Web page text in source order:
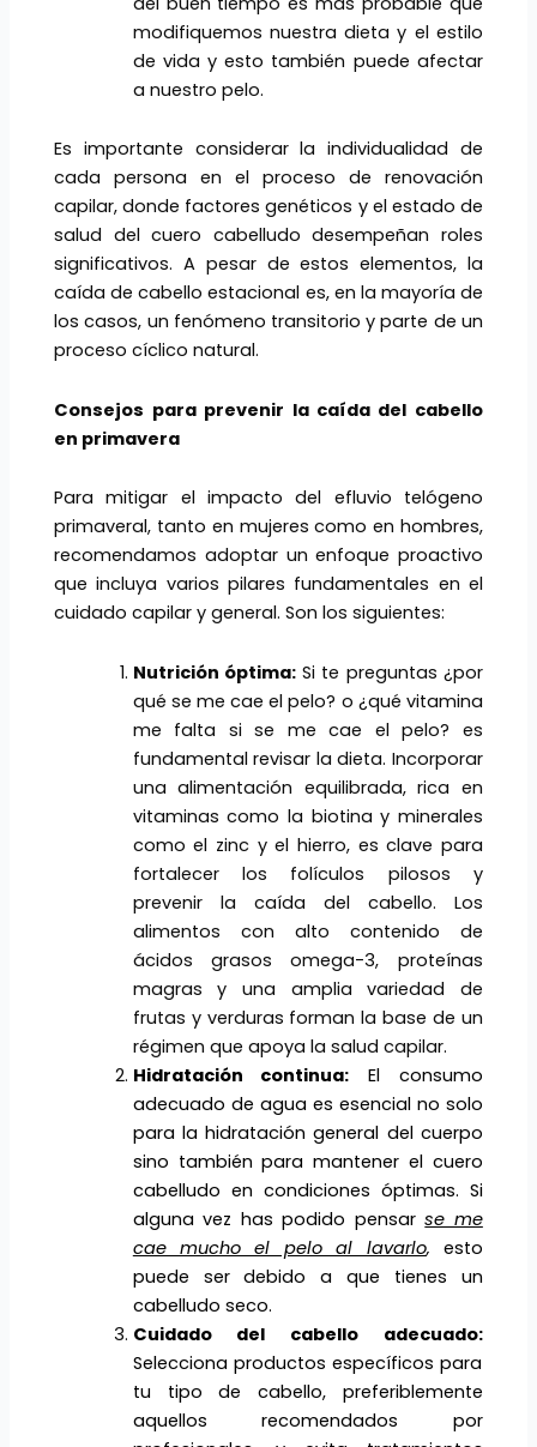
modifiquemos nuestra dieta y el estilo
de vida y esto también puede afectar
a nuestro pelo.
Es importante considerar la individualidad de
cada persona en el proceso de renovación
capilar, donde factores genéticos y el estado de
salud del cuero cabelludo desempeñan roles
significativos. A pesar de estos elementos, la
caída de cabello estacional es, en la mayoría de
los casos, un fenómeno transitorio y parte de un
proceso cíclico natural.
Consejos para prevenir la caída del cabello
en primavera
Para mitigar el impacto del efluvio telógeno
primaveral, tanto en mujeres como en hombres,
recomendamos adoptar un enfoque proactivo
que incluya varios pilares fundamentales en el
cuidado capilar y general. Son los siguientes:
Nutrición óptima: Si te preguntas ¿por
qué se me cae el pelo? o ¿qué vitamina
me falta si se me cae el pelo? es
fundamental revisar la dieta. Incorporar
una alimentación equilibrada, rica en
vitaminas como la biotina y minerales
como el zinc y el hierro, es clave para
fortalecer los folículos pilosos y
prevenir la caída del cabello. Los
alimentos con alto contenido de
ácidos grasos omega-3, proteínas
magras y una amplia variedad de
frutas y verduras forman la base de un
régimen que apoya la salud capilar.
Hidratación continua: El consumo
adecuado de agua es esencial no solo
para la hidratación general del cuerpo
sino también para mantener el cuero
cabelludo en condiciones óptimas. Si
alguna vez has podido pensarse me
cae mucho el pelo al lavarlo, esto
puede ser debido a que tienes un
cabelludo seco.
Cuidado del cabello adecuado:
Selecciona productos específicos para
tu tipo de cabello, preferiblemente
aquellos recomendados por